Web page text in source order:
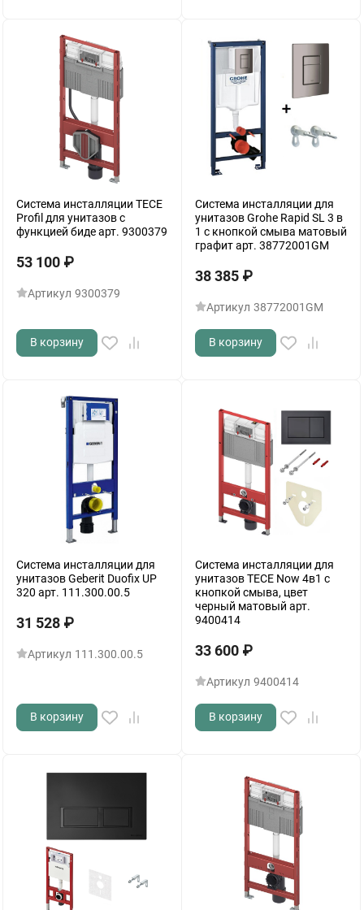
Система инсталляции TECE
Profil для унитазов с
функцией биде арт. 9300379
53 100 ₽
Артикул 9300379
В корзину
Система инсталляции для
унитазов Grohe Rapid SL 3 в
1 с кнопкой смыва матовый
графит арт. 38772001GM
38 385 ₽
Артикул 38772001GM
В корзину
Система инсталляции для
унитазов Geberit Duofix UP
320 арт. 111.300.00.5
31 528 ₽
Артикул 111.300.00.5
В корзину
Система инсталляции для
унитазов TECE Now 4в1 с
кнопкой смыва, цвет
черный матовый арт.
9400414
33 600 ₽
Артикул 9400414
В корзину